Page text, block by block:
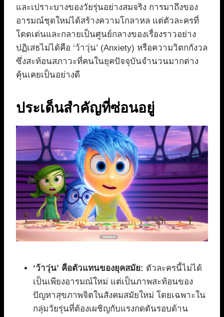
และเปราะบางของวัยรุ่นอย่างสมจริง การมาถึงของ
อารมณ์ชุดใหม่ได้สร้างความโกลาหล แต่ตัวละครที่
โดดเด่นและกลายเป็นศูนย์กลางของเรื่องราวอย่าง
ปฏิเสธไม่ได้คือ ‘ว้าวุ่น’ (Anxiety) หรือความวิตกกังวล
ซึ่งสะท้อนสภาวะที่คนในยุคปัจจุบันจำนวนมากต่าง
คุ้นเคยเป็นอย่างดี
ประเด็นสำคัญที่ซ่อนอยู่
‘ว้าวุ่น’ คือตัวแทนของยุคสมัย: ตัวละครนี้ไม่ได้
เป็นเพียงอารมณ์ใหม่ แต่เป็นภาพสะท้อนของ
ปัญหาสุขภาพจิตในสังคมสมัยใหม่ โดยเฉพาะใน
กลุ่มวัยรุ่นที่ต้องเผชิญกับแรงกดดันรอบด้าน